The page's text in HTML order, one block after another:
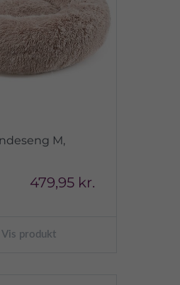
M,
479,95 kr.
Vis produkt